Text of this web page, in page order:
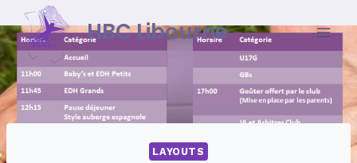
Skip
to
content
HBC Libourne
LAYOUTS